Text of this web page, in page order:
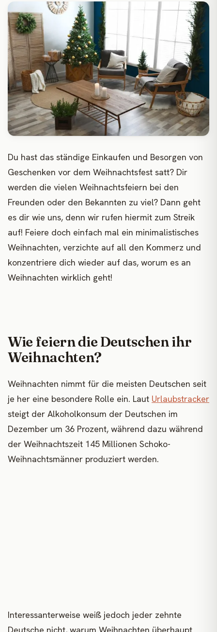
Du hast das ständige Einkaufen und Besorgen von
Geschenken vor dem Weihnachtsfest satt? Dir
werden die vielen Weihnachtsfeiern bei den
Freunden oder den Bekannten zu viel? Dann geht
es dir wie uns, denn wir rufen hiermit zum Streik
auf! Feiere doch einfach mal ein minimalistisches
Weihnachten, verzichte auf all den Kommerz und
konzentriere dich wieder auf das, worum es an
Weihnachten wirklich geht!
Wie feiern die Deutschen ihr
Weihnachten?
Weihnachten nimmt für die meisten Deutschen seit
je her eine besondere Rolle ein. Laut Urlaubstracker
steigt der Alkoholkonsum der Deutschen im
Dezember um 36 Prozent, während dazu während
der Weihnachtszeit 145 Millionen Schoko-
Weihnachtsmänner produziert werden.
Interessanterweise weiß jedoch jeder zehnte